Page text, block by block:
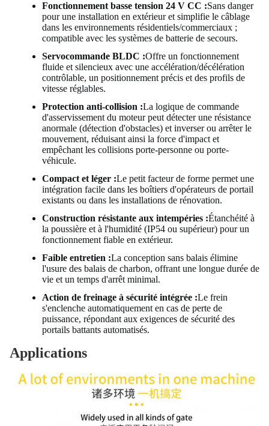
Fonctionnement basse tension 24 V CC :Sans danger
pour une installation en extérieur et simplifie le câblage
dans les environnements résidentiels/commerciaux ;
compatible avec les systèmes de batterie de secours.
Servocommande BLDC :Offre un fonctionnement
fluide et silencieux avec une accélération/décélération
contrôlable, un positionnement précis et des profils de
vitesse réglables.
Protection anti-collision :La logique de commande
d'asservissement du moteur peut détecter une résistance
anormale (détection d'obstacles) et inverser ou arrêter le
mouvement, réduisant ainsi la force d'impact et
empêchant les collisions porte-personne ou porte-
véhicule.
Compact et léger :Le petit facteur de forme permet une
intégration facile dans les boîtiers d'opérateurs de portail
existants ou dans les installations de rénovation.
Construction résistante aux intempéries :Étanchéité à
la poussière et à l'humidité (IP54 ou supérieur) pour un
fonctionnement fiable en extérieur.
Faible entretien :La conception sans balais élimine
l'usure des balais de charbon, offrant une longue durée de
vie et un temps d'arrêt minimal.
Action de freinage à sécurité intégrée :Le frein
s'enclenche automatiquement en cas de perte de
puissance, répondant aux exigences de sécurité des
portails battants automatisés.
Applications